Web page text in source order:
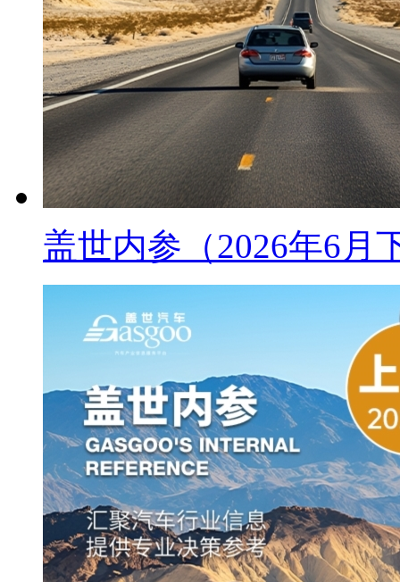
盖世内参（2026年6月